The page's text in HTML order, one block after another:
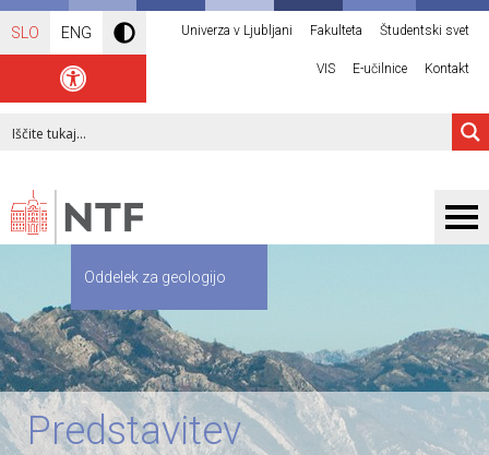
SLO ENG Univerza v Ljubljani Fakulteta Študentski svet
VIS E-učilnice Kontakt
Oddelek za geologijo
Predstavitev